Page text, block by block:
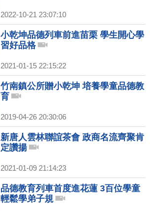
2022-10-21 23:07:10
小乾坤品德列車前進苗栗 學生開心學
習好品格
2021-01-15 22:15:22
竹南鎮公所贈小乾坤 培養學童品德教
育
2019-04-26 20:30:06
新唐人雲林聯誼茶會 政商名流齊聚肯
定讚揚
2021-01-09 21:14:23
品德教育列車首度進花蓮 3百位學童
輕鬆學弟子規